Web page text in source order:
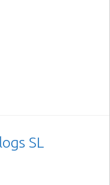
SL